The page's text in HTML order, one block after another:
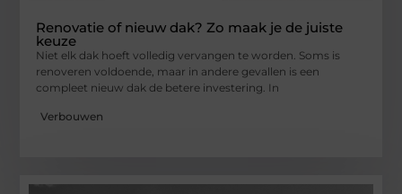
Renovatie of nieuw dak? Zo maak je de juiste
keuze
Niet elk dak hoeft volledig vervangen te worden. Soms is
renoveren voldoende, maar in andere gevallen is een
compleet nieuw dak de betere investering. In
Verbouwen